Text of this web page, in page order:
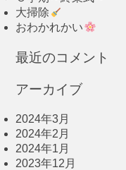
大掃除
おわかれかい
最近のコメント
アーカイブ
2024年3月
2024年2月
2024年1月
2023年12月